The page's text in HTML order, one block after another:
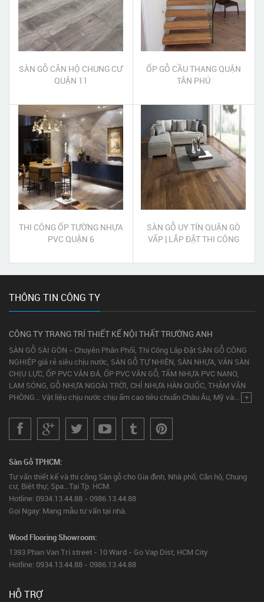
SÀN GỖ CĂN HỘ CHUNG CƯ
QUẬN 11
ỐP GỖ CẦU THANG QUẬN
TÂN PHÚ
THI CÔNG ỐP TƯỜNG NHỰA
PVC QUẬN 6
SÀN GỖ UY TÍN QUẬN GÒ
VẤP | LẮP ĐẶT THI CÔNG
VẤP
THÔNG TIN CÔNG TY
CÔNG TY TRANG TRÍ THIẾT KẾ NỘI THẤT TRƯỜNG ANH
SÀN GỖ SÀI GÒN - Chuyên Phân Phối, Thi Công Lắp Đặt SÀN GỖ CÔNG
NGHIỆP giá rẻ siêu chịu nước, SÀN GỖ TỰ NHIÊN, SÀN NHỰA, VÁN SÀN
CHỊU LỰC, ỐP PVC VÂN ĐÁ, ỐP PVC VÂN GỖ, TẤM NHỰA PVC NANO,
LAM SÓNG, GỖ NHỰA NGOÀI TRỜI, CHỈ NHỰA HÀN QUỐC, THẢM VĂN
PHÒNG... Vật liệu chịu nước chịu ẩm cao tiêu chuẩn Châu Âu, Mỹ và... +
Sàn Gỗ TPHCM:
Tư vấn thiết kế và thi công Sàn gỗ cho Gia đình, Nhà phố, Căn hộ, Chung
cư, Biệt thự, Spa...Tại Tp. HCM.
Hotline: 0934.13.44.88 - 0986.13.44.88
Gọi Ngay: Mang mẫu tư vấn tại nhà.
Wood Flooring Showroom:
1393 Phan Van Tri street - 10 Ward - Go Vap Dist, HCM City
Hotline: 0934.13.44.88 - 0986.13.44.88
HỖ TRỢ